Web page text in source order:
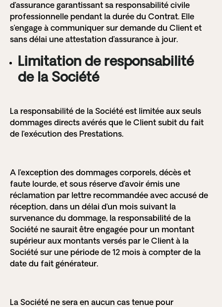
d’assurance garantissant sa responsabilité civile
professionnelle pendant la durée du Contrat. Elle
s’engage à communiquer sur demande du Client et
sans délai une attestation d’assurance à jour.
Limitation de responsabilité
de la Société
La responsabilité de la Société est limitée aux seuls
dommages directs avérés que le Client subit du fait
de l’exécution des Prestations.
A l’exception des dommages corporels, décès et
faute lourde, et sous réserve d’avoir émis une
réclamation par lettre recommandée avec accusé de
réception, dans un délai d’un mois suivant la
survenance du dommage, la responsabilité de la
Société ne saurait être engagée pour un montant
supérieur aux montants versés par le Client à la
Société sur une période de 12 mois à compter de la
date du fait générateur.
La Société ne sera en aucun cas tenue pour